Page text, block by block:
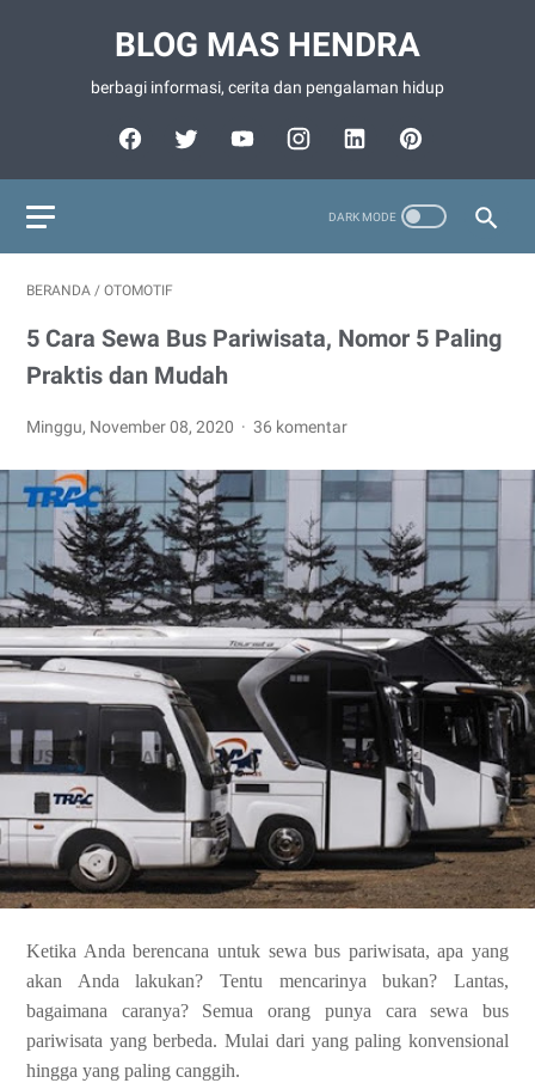
BLOG MAS HENDRA
berbagi informasi, cerita dan pengalaman hidup
BERANDA / OTOMOTIF
5 Cara Sewa Bus Pariwisata, Nomor 5 Paling
Praktis dan Mudah
Minggu, November 08, 2020 36 komentar
Ketika Anda berencana untuk sewa bus pariwisata, apa yang
akan Anda lakukan? Tentu mencarinya bukan? Lantas,
bagaimana caranya? Semua orang punya cara sewa bus
pariwisata yang berbeda. Mulai dari yang paling konvensional
hingga yang paling canggih.